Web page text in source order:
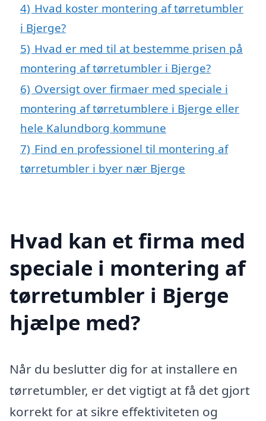
4) Hvad koster montering af tørretumbler
i Bjerge?
5) Hvad er med til at bestemme prisen på
montering af tørretumbler i Bjerge?
6) Oversigt over firmaer med speciale i
montering af tørretumblere i Bjerge eller
hele Kalundborg kommune
7) Find en professionel til montering af
tørretumbler i byer nær Bjerge
Hvad kan et firma med
speciale i montering af
tørretumbler i Bjerge
hjælpe med?
Når du beslutter dig for at installere en
tørretumbler, er det vigtigt at få det gjort
korrekt for at sikre effektiviteten og